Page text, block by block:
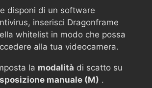
disponi di un software
inserisci Dragonframe
whitelist in modo che possa
alla tua videocamera.
la modalità di scatto su
manuale (M) .